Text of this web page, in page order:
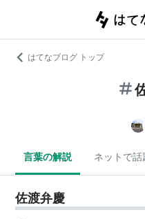
はてなブログ トップ
言葉の解説 ネットで話
佐渡弁慶